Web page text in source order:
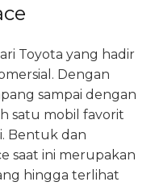
Toyota yang hadir
Dengan
sampai dengan
satu mobil favorit
Bentuk dan
saat ini merupakan
hingga terlihat